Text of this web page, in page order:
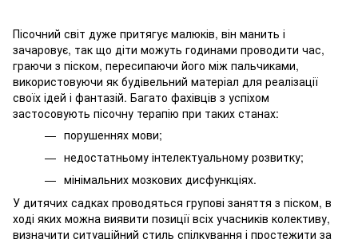
Пісочний світ дуже притягує малюків, він манить і
зачаровує, так що діти можуть годинами проводити час,
граючи з піском, пересипаючи його між пальчиками,
використовуючи як будівельний матеріал для реалізації
своїх ідей і фантазій. Багато фахівців з успіхом
застосовують пісочну терапію при таких станах:
порушеннях мови;
недостатньому інтелектуальному розвитку;
мінімальних мозкових дисфункціях.
У дитячих садках проводяться групові заняття з піском, в
ході яких можна виявити позиції всіх учасників колективу,
визначити ситуаційний стиль спілкування і простежити за